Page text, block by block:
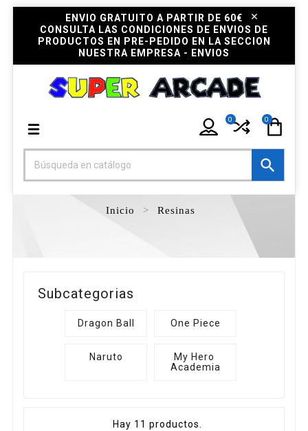
ENVIO GRATUITO A PARTIR DE 60€
CONSULTA LAS CONDICIONES DE ENVIOS DE
PRODUCTOS EN PRE-PEDIDO EN LA SECCION
NUESTRA EMPRESA - ENVIOS
0
0

Inicio Resinas
Subcategorias
Dragon Ball One Piece
Naruto
My Hero
Academia
Hay 11 productos.